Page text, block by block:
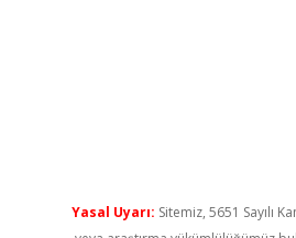
Yasal Uyarı: Sitemiz, 5651 Sayılı